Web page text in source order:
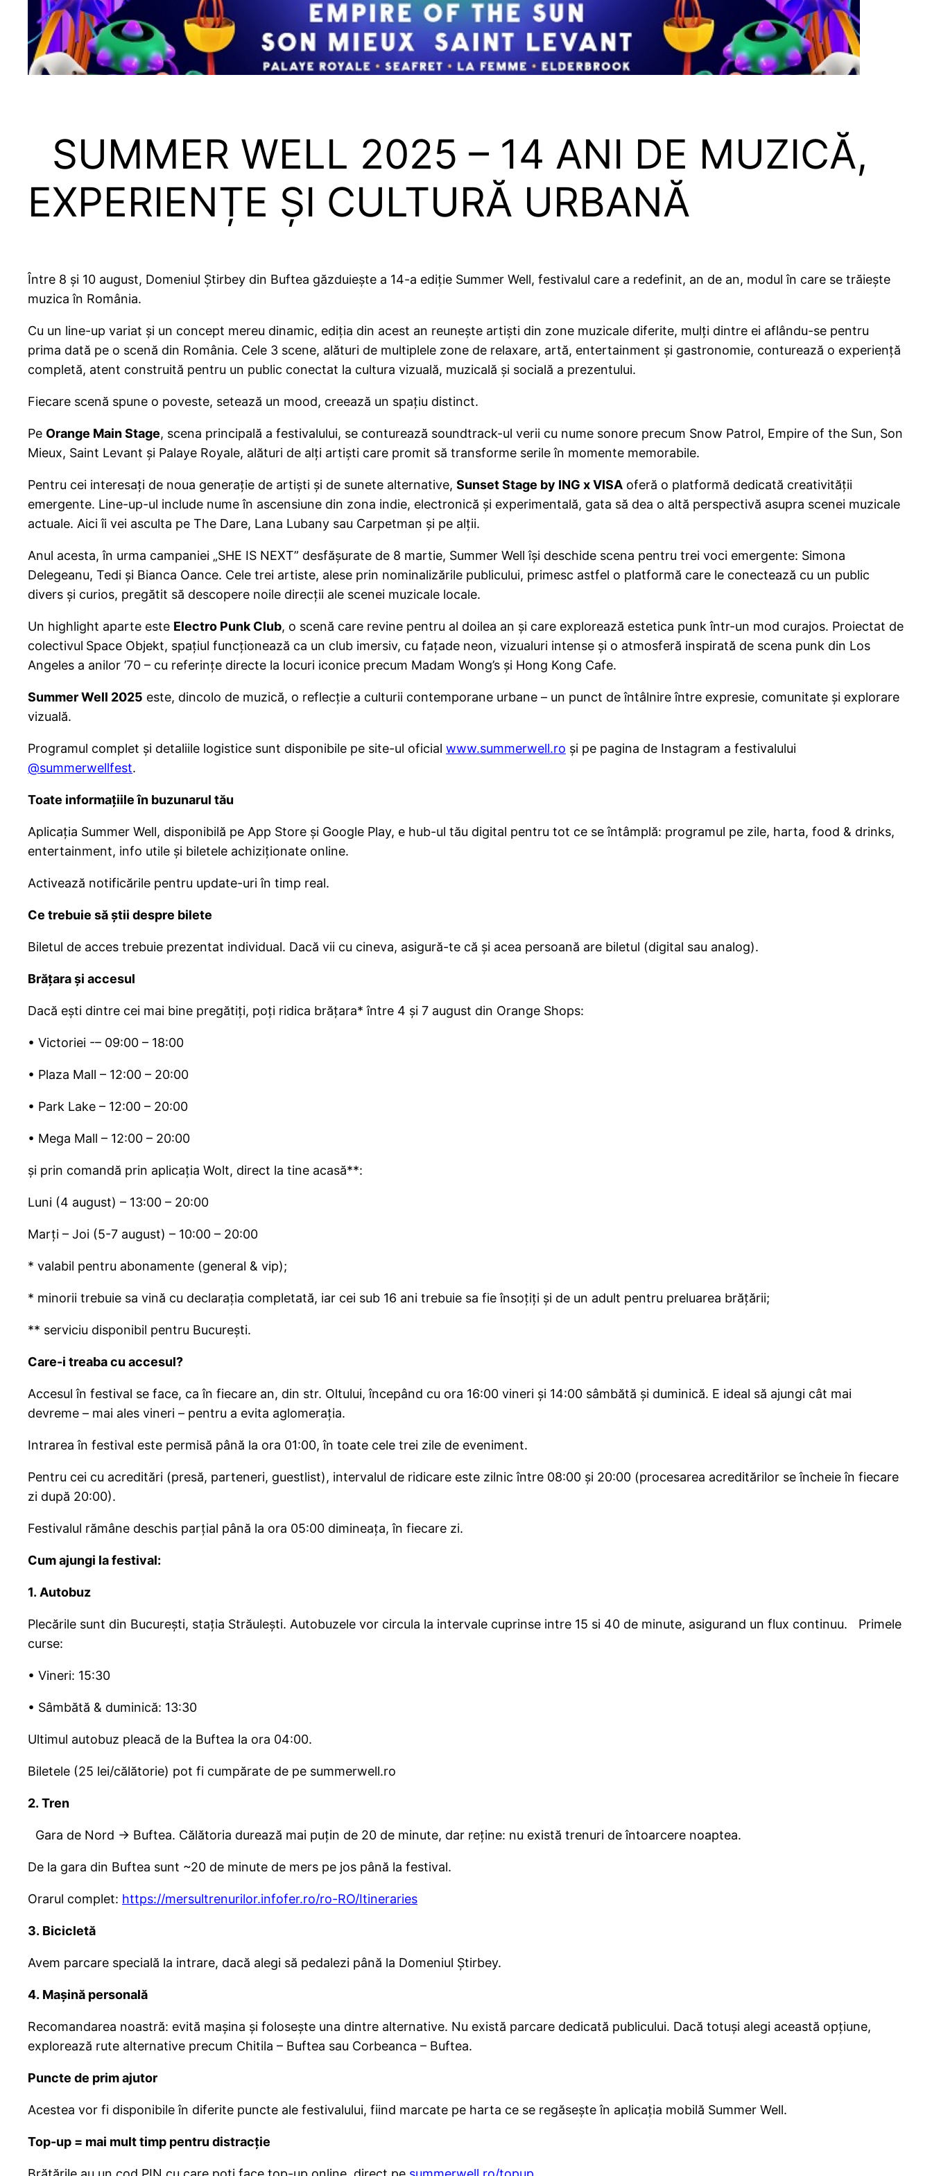
SUMMER WELL 2025 – 14 ANI DE MUZICĂ,
EXPERIENȚE ȘI CULTURĂ URBANĂ
Între 8 și 10 august, Domeniul Știrbey din Buftea găzduiește a 14-a ediție Summer Well, festivalul care a redefinit, an de an, modul în care se trăiește
muzica în România.
Cu un line-up variat și un concept mereu dinamic, ediția din acest an reunește artiști din zone muzicale diferite, mulți dintre ei aflându-se pentru
prima dată pe o scenă din România. Cele 3 scene, alături de multiplele zone de relaxare, artă, entertainment și gastronomie, conturează o experiență
completă, atent construită pentru un public conectat la cultura vizuală, muzicală și socială a prezentului.
Fiecare scenă spune o poveste, setează un mood, creează un spațiu distinct.
Pe Orange Main Stage, scena principală a festivalului, se conturează soundtrack-ul verii cu nume sonore precum Snow Patrol, Empire of the Sun, Son
Mieux, Saint Levant și Palaye Royale, alături de alți artiști care promit să transforme serile în momente memorabile.
Pentru cei interesați de noua generație de artiști și de sunete alternative, Sunset Stage by ING x VISA oferă o platformă dedicată creativității
emergente. Line-up-ul include nume în ascensiune din zona indie, electronică și experimentală, gata să dea o altă perspectivă asupra scenei muzicale
actuale. Aici îi vei asculta pe The Dare, Lana Lubany sau Carpetman și pe alții.
Anul acesta, în urma campaniei „SHE IS NEXT” desfășurate de 8 martie, Summer Well își deschide scena pentru trei voci emergente: Simona
Delegeanu, Tedi și Bianca Oance. Cele trei artiste, alese prin nominalizările publicului, primesc astfel o platformă care le conectează cu un public
divers și curios, pregătit să descopere noile direcții ale scenei muzicale locale.
Un highlight aparte este Electro Punk Club, o scenă care revine pentru al doilea an și care explorează estetica punk într-un mod curajos. Proiectat de
colectivul Space Objekt, spațiul funcționează ca un club imersiv, cu fațade neon, vizualuri intense și o atmosferă inspirată de scena punk din Los
Angeles a anilor ’70 – cu referințe directe la locuri iconice precum Madam Wong’s și Hong Kong Cafe.
Summer Well 2025 este, dincolo de muzică, o reflecție a culturii contemporane urbane – un punct de întâlnire între expresie, comunitate și explorare
vizuală.
Programul complet și detaliile logistice sunt disponibile pe site-ul oficial www.summerwell.ro și pe pagina de Instagram a festivalului
@summerwellfest.
Toate informațiile în buzunarul tău
Aplicația Summer Well, disponibilă pe App Store și Google Play, e hub-ul tău digital pentru tot ce se întâmplă: programul pe zile, harta, food & drinks,
entertainment, info utile și biletele achiziționate online.
Activează notificările pentru update-uri în timp real.
Ce trebuie să știi despre bilete
Biletul de acces trebuie prezentat individual. Dacă vii cu cineva, asigură-te că și acea persoană are biletul (digital sau analog).
Brățara și accesul
Dacă ești dintre cei mai bine pregătiți, poți ridica brățara* între 4 și 7 august din Orange Shops:
•⁠ ⁠Victoriei -– 09:00 – 18:00
•⁠ ⁠Plaza Mall – 12:00 – 20:00
•⁠ ⁠Park Lake – 12:00 – 20:00
•⁠ ⁠Mega Mall – 12:00 – 20:00
și prin comandă prin aplicația Wolt, direct la tine acasă**:
Luni (4 august) – 13:00 – 20:00
Marți – Joi (5-7 august) – 10:00 – 20:00
* valabil pentru abonamente (general & vip);
* minorii trebuie sa vină cu declarația completată, iar cei sub 16 ani trebuie sa fie însoțiți și de un adult pentru preluarea brățării;
** serviciu disponibil pentru București.
Care-i treaba cu accesul?
Accesul în festival se face, ca în fiecare an, din str. Oltului, începând cu ora 16:00 vineri și 14:00 sâmbătă și duminică. E ideal să ajungi cât mai
devreme – mai ales vineri – pentru a evita aglomerația.
Intrarea în festival este permisă până la ora 01:00, în toate cele trei zile de eveniment.
Pentru cei cu acreditări (presă, parteneri, guestlist), intervalul de ridicare este zilnic între 08:00 și 20:00 (procesarea acreditărilor se încheie în fiecare
zi după 20:00).
Festivalul rămâne deschis parțial până la ora 05:00 dimineața, în fiecare zi.
Cum ajungi la festival:
1. Autobuz
Plecările sunt din București, stația Străulești. Autobuzele vor circula la intervale cuprinse intre 15 si 40 de minute, asigurand un flux continuu. Primele
curse:
• Vineri: 15:30
• Sâmbătă & duminică: 13:30
Ultimul autobuz pleacă de la Buftea la ora 04:00.
Biletele (25 lei/călătorie) pot fi cumpărate de pe summerwell.ro
2. Tren
Gara de Nord → Buftea. Călătoria durează mai puțin de 20 de minute, dar reține: nu există trenuri de întoarcere noaptea.
De la gara din Buftea sunt ~20 de minute de mers pe jos până la festival.
Orarul complet: https://mersultrenurilor.infofer.ro/ro-RO/Itineraries
3. Bicicletă
Avem parcare specială la intrare, dacă alegi să pedalezi până la Domeniul Știrbey.
4. Mașină personală
Recomandarea noastră: evită mașina și folosește una dintre alternative. Nu există parcare dedicată publicului. Dacă totuși alegi această opțiune,
explorează rute alternative precum Chitila – Buftea sau Corbeanca – Buftea.
Puncte de prim ajutor
Acestea vor fi disponibile în diferite puncte ale festivalului, fiind marcate pe harta ce se regăsește în aplicația mobilă Summer Well.
Top-up = mai mult timp pentru distracție